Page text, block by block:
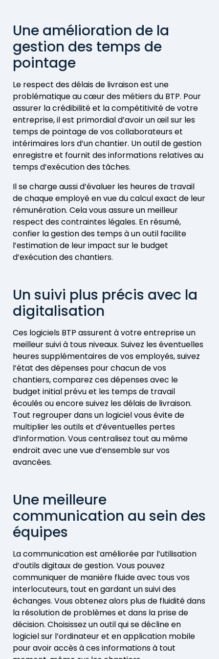
Une amélioration de la
gestion des temps de
pointage
Le respect des délais de livraison est une
problématique au cœur des métiers du BTP. Pour
assurer la crédibilité et la compétitivité de votre
entreprise, il est primordial d’avoir un œil sur les
temps de pointage de vos collaborateurs et
intérimaires lors d’un chantier. Un outil de gestion
enregistre et fournit des informations relatives au
temps d’exécution des tâches.
Il se charge aussi d’évaluer les heures de travail
de chaque employé en vue du calcul exact de leur
rémunération. Cela vous assure un meilleur
respect des contraintes légales. En résumé,
confier la gestion des temps à un outil facilite
l’estimation de leur impact sur le budget
d’exécution des chantiers.
Un suivi plus précis avec la
digitalisation
Ces logiciels BTP assurent à votre entreprise un
meilleur suivi à tous niveaux. Suivez les éventuelles
heures supplémentaires de vos employés, suivez
l’état des dépenses pour chacun de vos
chantiers, comparez ces dépenses avec le
budget initial prévu et les temps de travail
écoulés ou encore suivez les délais de livraison.
Tout regrouper dans un logiciel vous évite de
multiplier les outils et d’éventuelles pertes
d’information. Vous centralisez tout au même
endroit avec une vue d’ensemble sur vos
avancées.
Une meilleure
communication au sein des
équipes
La communication est améliorée par l’utilisation
d’outils digitaux de gestion. Vous pouvez
communiquer de manière fluide avec tous vos
interlocuteurs, tout en gardant un suivi des
échanges. Vous obtenez alors plus de fluidité dans
la résolution de problèmes et dans la prise de
décision. Choisissez un outil qui se décline en
logiciel sur l’ordinateur et en application mobile
pour avoir accès à ces informations à tout